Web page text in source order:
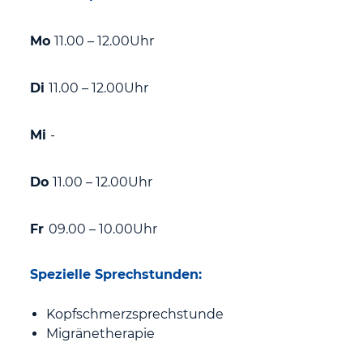
Mo 11.00 – 12.00Uhr
Di 11.00 – 12.00Uhr
Mi -
Do 11.00 – 12.00Uhr
Fr 09.00 – 10.00Uhr
Spezielle Sprechstunden:
Kopfschmerzsprechstunde
Migränetherapie